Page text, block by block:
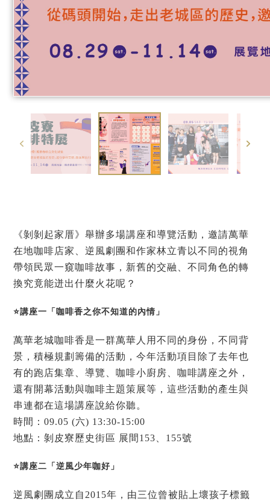
《剝剝起家厝》舉辦多場講座和導覽活動，邀請萬華
在地咖啡店家、逆風劇團和作家林立青以不同的視角
帶領民眾一窺咖啡故事，新舊的交融、不同角色的轉
換究竟能迸出什麼火花呢？
⭐講座一「咖啡香之你不知道的內情」
萬華老城咖啡香是一群萬華人用不同的身份，不同背
景，積極規劃籌備的活動，今年活動項目除了去年也
有的跑店集章、導覽、咖啡小廚房、咖啡講座之外，
還有開幕活動與咖啡主題策展等，這些活動的產生與
串連都在這場講座說給你聽。
時間：09.05 (六) 13:30-15:00
地點：剝皮寮歷史街區 展間153、155號
⭐講座二「逆風少年咖好」
逆風劇團成立自2015年，由三位曾被貼上壞孩子標籤